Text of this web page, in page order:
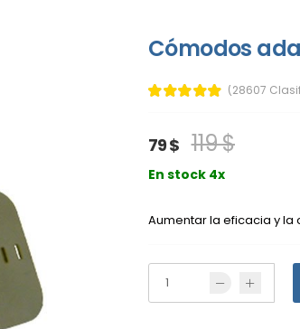
Cómodos
(28607
79 $ 119 $
En stock 4x
Aumentar la eficacia y